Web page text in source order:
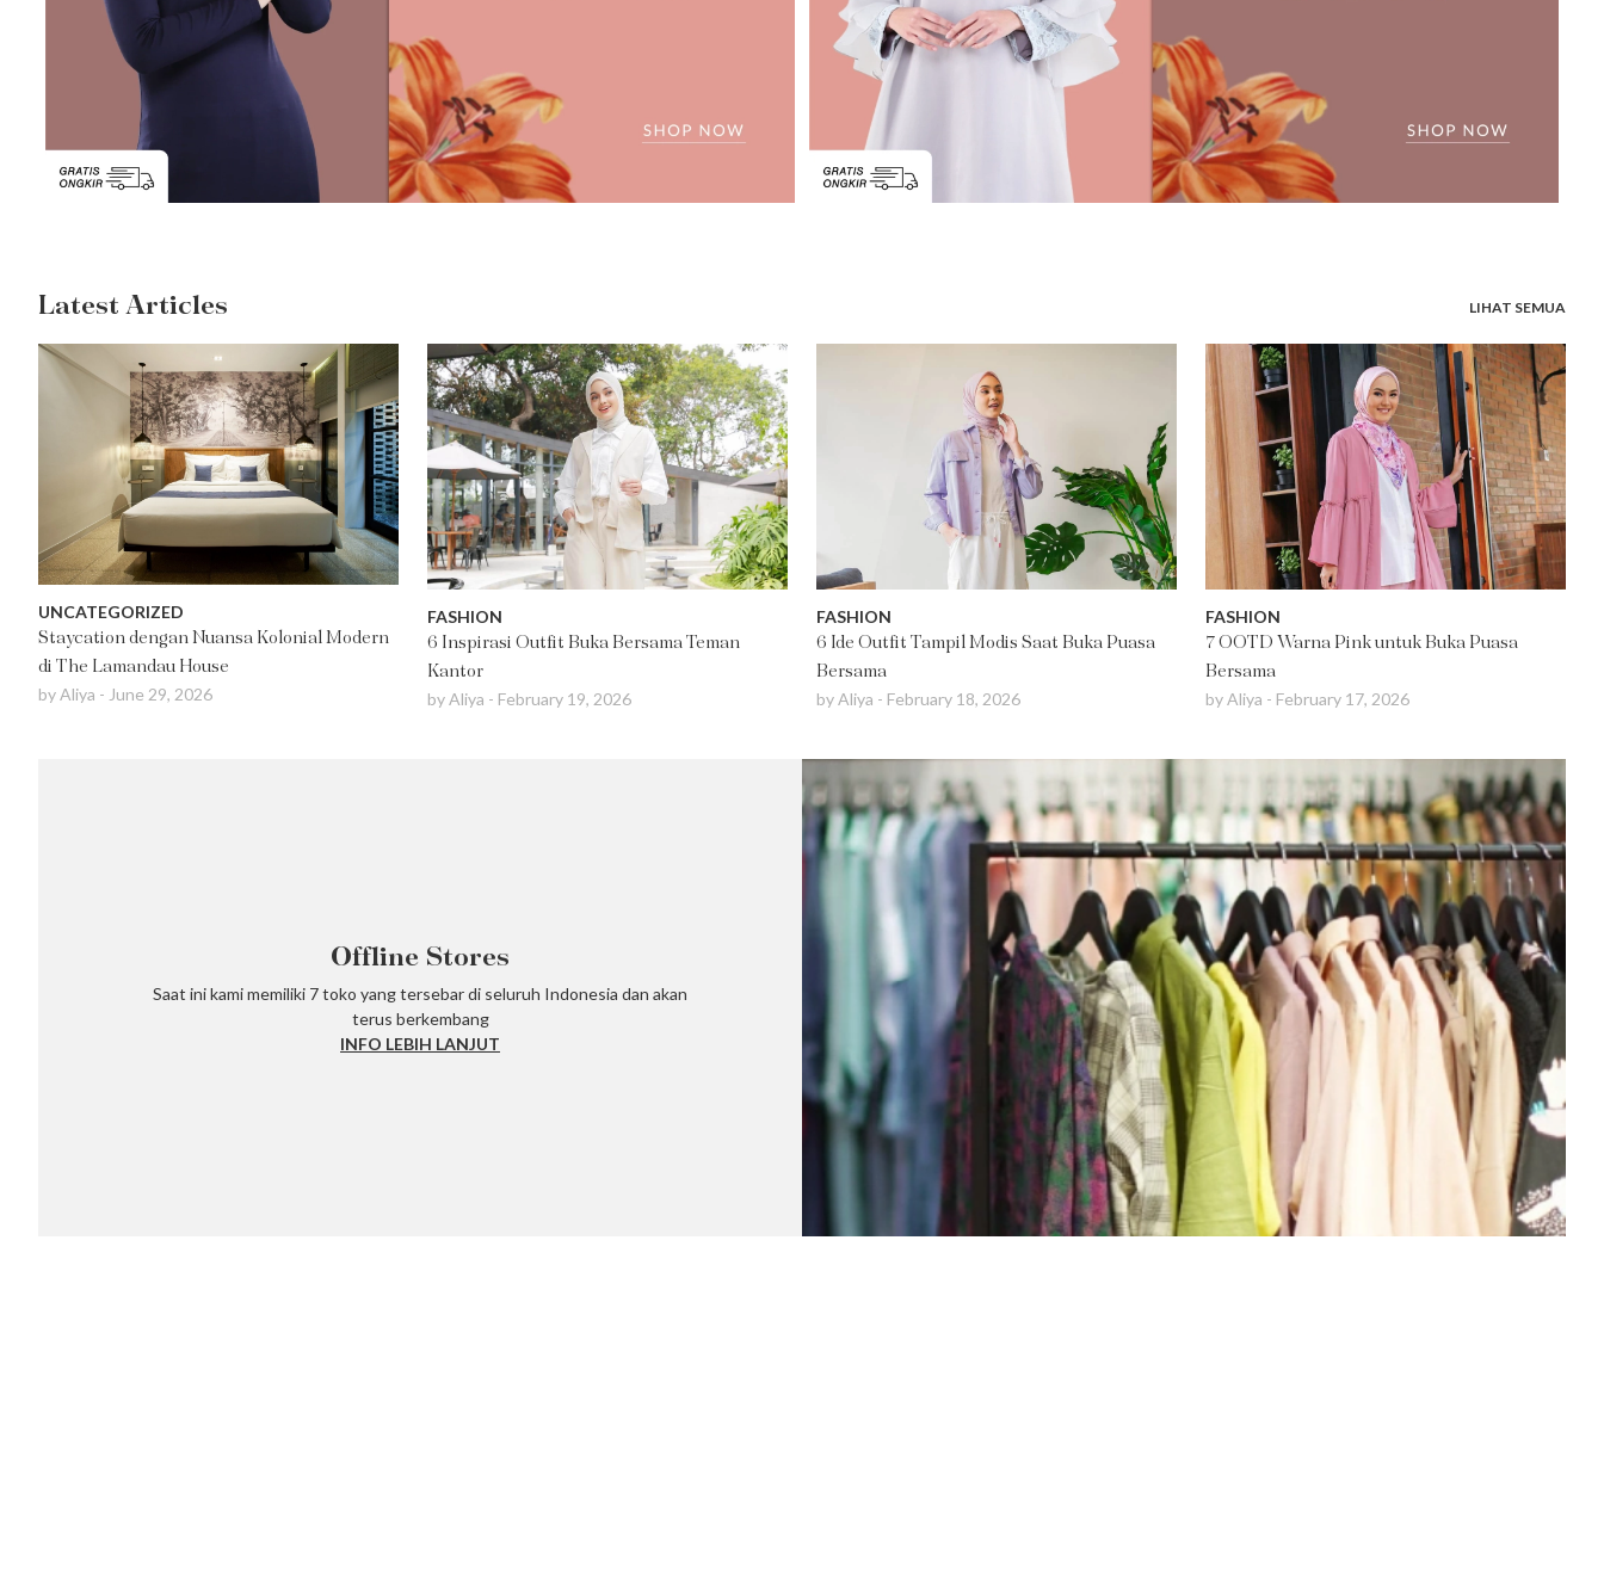
Latest Articles LIHAT SEMUA
UNCATEGORIZED
Staycation dengan Nuansa Kolonial Modern
di The Lamandau House
byAliya - June 29, 2026
FASHION
6 Inspirasi Outfit Buka Bersama Teman
Kantor
byAliya - February 19, 2026
FASHION
6 Ide Outfit Tampil Modis Saat Buka Puasa
Bersama
byAliya - February 18, 2026
FASHION
7 OOTD Warna Pink untuk Buka Puasa
Bersama
byAliya - February 17, 2026
Offline Stores
Saat ini kami memiliki 7 toko yang tersebar di seluruh Indonesia dan akan
terus berkembang
INFO LEBIH LANJUT